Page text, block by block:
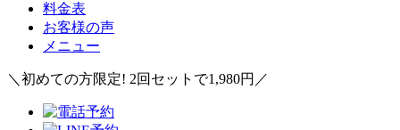
料金表
お客様の声
メニュー
＼初めての方限定! 2回セットで1,980円／